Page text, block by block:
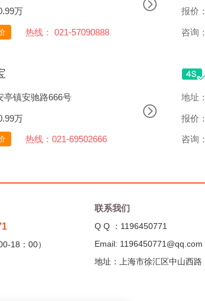
万
热线： 021-57090888
报价：
咨询：
亭镇安驰路666号
万
热线：021-69502666
地址：
报价：
咨询：
18：00）
联系我们
Q Q ：1196450771
Email: 1196450771@qq.com
地址：上海市徐汇区中山西路